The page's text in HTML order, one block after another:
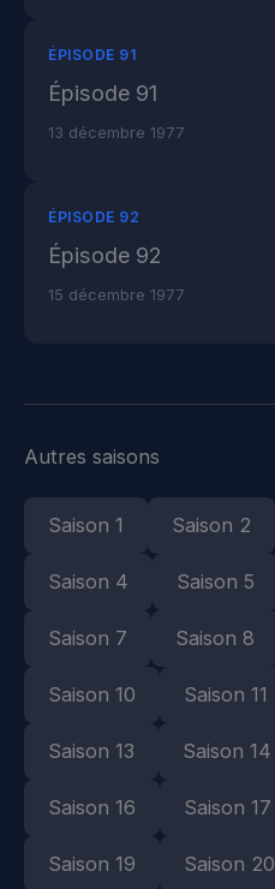
ÉPISODE 91
Épisode 91
13 décembre 1977
ÉPISODE 92
Épisode 92
15 décembre 1977
Autres saisons
Saison 1 Saison 2
Saison 4 Saison 5
Saison 7 Saison 8
Saison 10 Saison 11
Saison 13 Saison 14
Saison 16 Saison 17
Saison 19 Saison 20